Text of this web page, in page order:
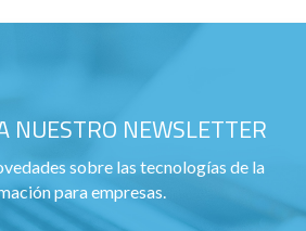
NUESTRO NEWSLETTER
sobre las tecnologías de la
para empresas.